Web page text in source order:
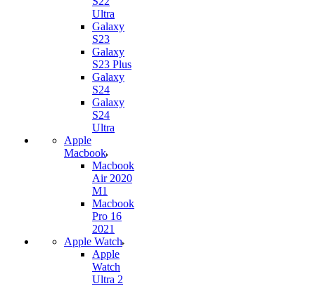
Ultra
Galaxy
S23
Galaxy
S23 Plus
Galaxy
S24
Galaxy
S24
Ultra
Apple
Macbook
Macbook
Air 2020
M1
Macbook
Pro 16
2021
Apple Watch
Apple
Watch
Ultra 2